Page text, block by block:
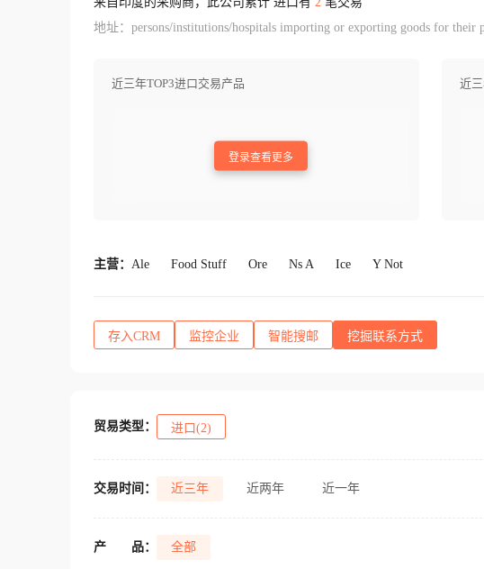
地址：persons/institutions/hospitals importing or exporting goods for their
近三年TOP3进口交易产品
登录查看更多
近
主营： Ale Food Stuff Ore Ns A Ice Y Not
存入CRM 监控企业 智能搜邮 挖掘联系方式
贸易类型： 进口(2)
交易时间： 近三年 近两年 近一年
产 品： 全部